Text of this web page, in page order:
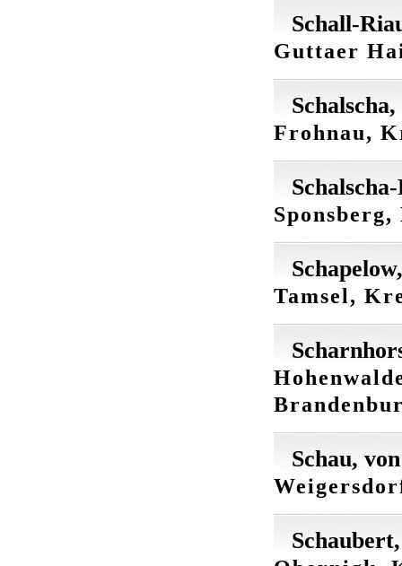
Schall-
Guttaer
Frohnau,
Tamsel,
Schau, von